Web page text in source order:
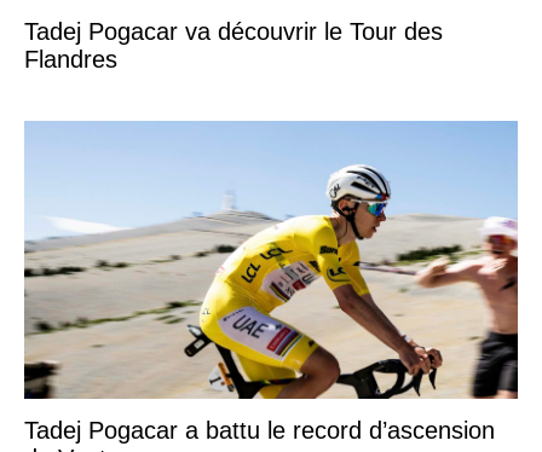
Tadej Pogacar va découvrir le Tour des
Flandres
Tadej Pogacar a battu le record d’ascension